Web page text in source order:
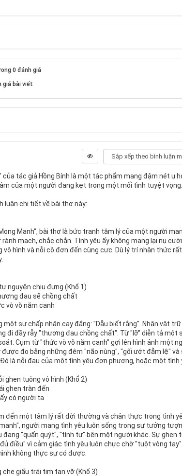
0 đánh giá
giá bài viết
của tác giả Hồng Bính là một tác phẩm mang đậm nét u
của một người đang kẹt trong một mối tình tuyệt vọng.
luận chi tiết về bài thơ này:
Manh", bài thơ là bức tranh tâm lý của một người
mạch, chắc chắn. Tình yêu ấy không mang lại nụ
vô hình và nỗi cô đơn đến cùng cực. Dù lý trí nhận thức
nguyện chịu đựng (Khổ 1)
đau sẽ chồng chất
vò võ năm canh
một sự chấp nhận cay đắng: "Dẫu biết rằng". Nhân vật
đi đầy rẫy "thương đau chồng chất". Từ "lỡ" diễn tả một
Cụm từ "thức vò võ năm canh" gợi lên hình ảnh một
đo bằng những đêm "não nùng", "gối ướt đẫm lệ"
là nỗi đau của một tình yêu đơn phương, hoặc một tình
ghen tuông vô hình (Khổ 2)
ghen tràn đến
có người ta
đến một tâm lý rất đời thường và chân thực trong tình
người mang tình yêu luôn sống trong sự tưởng
đang "quấn quýt", "tình tự" bên một người khác. Sự ghen
điều" vì cảm giác tình yêu luôn chực chờ "tuột vòng
không thực sự có được.
che giấu trái tim tan vỡ (Khổ 3)